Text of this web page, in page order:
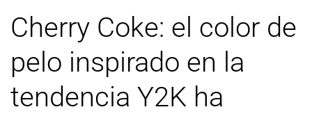
Cherry Coke: el color de
pelo inspirado en la
tendencia Y2K ha